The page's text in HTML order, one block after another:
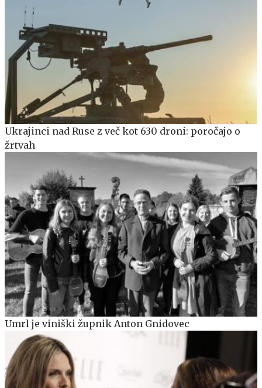
Ukrajinci nad Ruse z več kot 630 droni: poročajo o
žrtvah
Umrl je viniški župnik Anton Gnidovec